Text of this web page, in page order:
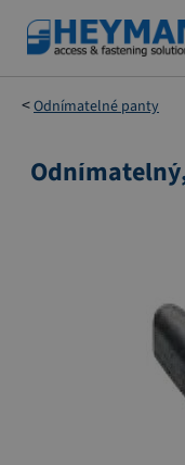
Přejít
na
obsah
Odnímatelné panty
Přeskočit